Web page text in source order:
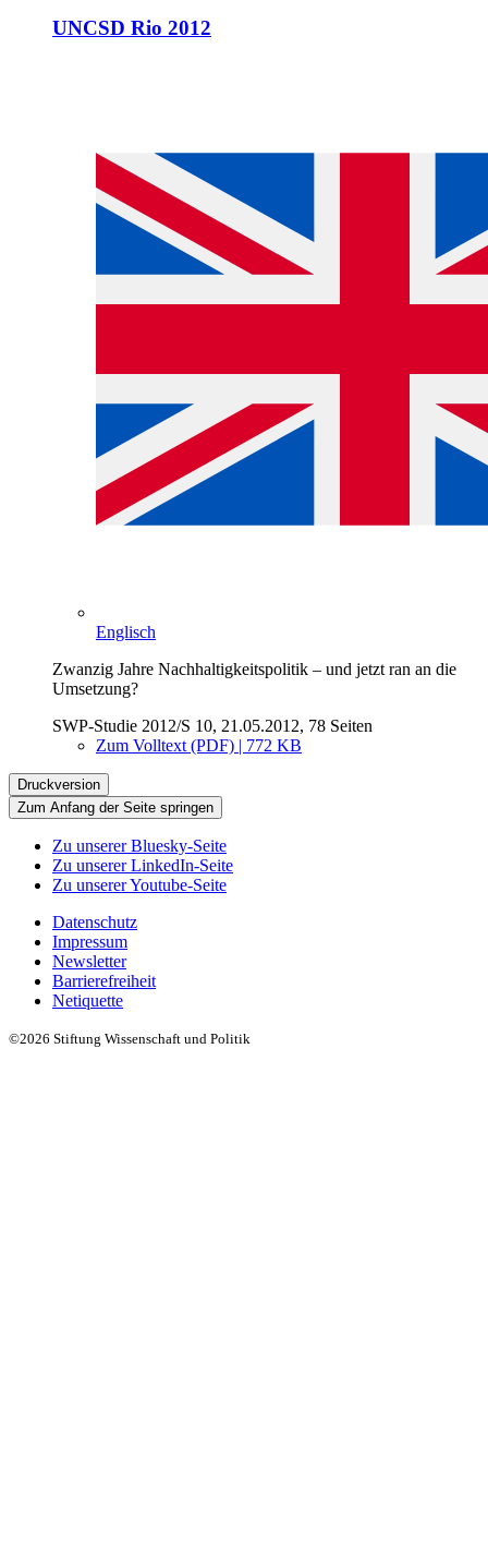
UNCSD Rio 2012
Englisch
Zwanzig Jahre Nachhaltigkeitspolitik – und jetzt ran an die
Umsetzung?
SWP-Studie 2012/S 10, 21.05.2012, 78 Seiten
Zum Volltext (PDF) | 772 KB
Druckversion
Zum Anfang der Seite springen
Zu unserer Bluesky-Seite
Zu unserer LinkedIn-Seite
Zu unserer Youtube-Seite
Datenschutz
Impressum
Newsletter
Barrierefreiheit
Netiquette
©2026 Stiftung Wissenschaft und Politik